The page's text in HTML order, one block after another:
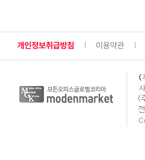
개인정보취급방침 이용약관